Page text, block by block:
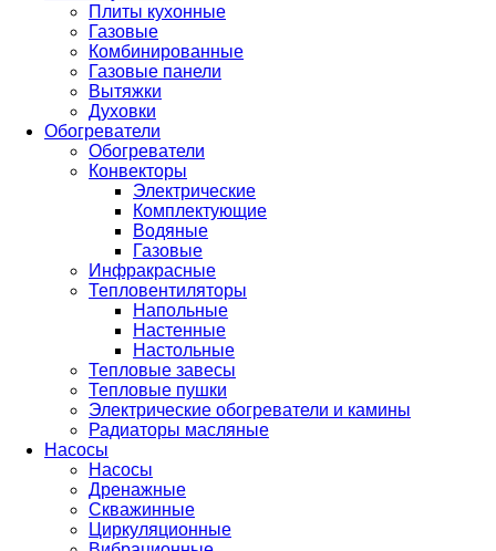
Плиты кухонные
Газовые
Комбинированные
Газовые панели
Вытяжки
Духовки
Обогреватели
Обогреватели
Конвекторы
Электрические
Комплектующие
Водяные
Газовые
Инфракрасные
Тепловентиляторы
Напольные
Настенные
Настольные
Тепловые завесы
Тепловые пушки
Электрические обогреватели и камины
Радиаторы масляные
Насосы
Насосы
Дренажные
Скважинные
Циркуляционные